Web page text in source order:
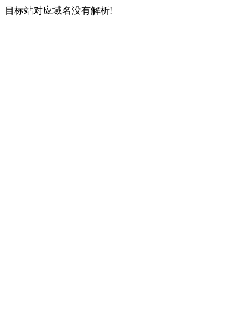
目标站对应域名没有解析!